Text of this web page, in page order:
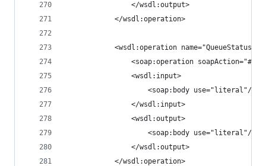
				</wsdl:output>
			</wsdl:operation>
			<wsdl:operation name="QueueStatus">
<soap:operation
				<wsdl:input>
					<soap:body use="literal"/>
				</wsdl:input>
				<wsdl:output>
					<soap:body use="literal"/>
				</wsdl:output>
			</wsdl:operation>